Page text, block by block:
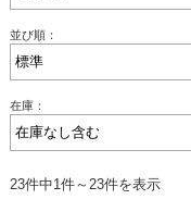
並び順：
在庫：
23件中1件～23件を表示